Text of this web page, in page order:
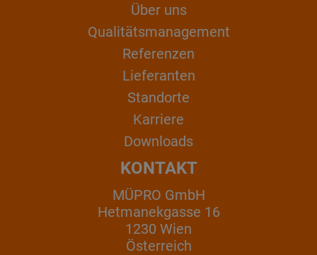
Über uns
Qualitätsmanagement
Referenzen
Lieferanten
Standorte
Karriere
Downloads
KONTAKT
MÜPRO GmbH
Hetmanekgasse 16
1230 Wien
Österreich